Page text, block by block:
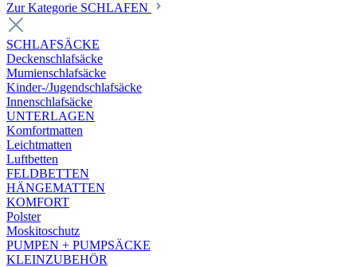
Zur Kategorie SCHLAFEN
SCHLAFSÄCKE
Deckenschlafsäcke
Mumienschlafsäcke
Kinder-/Jugendschlafsäcke
Innenschlafsäcke
UNTERLAGEN
Komfortmatten
Leichtmatten
Luftbetten
FELDBETTEN
HÄNGEMATTEN
KOMFORT
Polster
Moskitoschutz
PUMPEN + PUMPSÄCKE
KLEINZUBEHÖR